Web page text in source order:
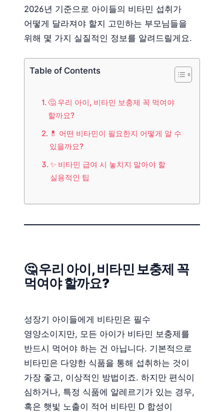
2026년 기준으로 아이들의 비타민 섭취가
어떻게 달라져야 할지 고민하는 부모님들을
위해 몇 가지 실질적인 정보를 알려드릴게요.
Table of Contents
🤔 우리 아이, 비타민 보충제 꼭 먹여야
할까요?
💊 어떤 비타민이 필요한지 어떻게 알 수
있을까요?
✨ 비타민 급여 시 놓치지 말아야 할
실용적인 팁
🤔 우리 아이, 비타민 보충제 꼭
먹여야 할까요?
성장기 아이들에게 비타민은 필수
영양소이지만, 모든 아이가 비타민 보충제를
반드시 먹어야 하는 건 아닙니다. 기본적으로
비타민은 다양한 식품을 통해 섭취하는 것이
가장 좋고, 이상적인 방법이죠. 하지만 편식이
심하거나, 특정 식품에 알레르기가 있는 경우,
혹은 햇빛 노출이 적어 비타민 D 합성이